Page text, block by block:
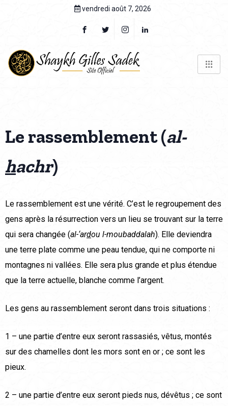
vendredi août 7, 2026
Le rassemblement (al-
hachr)
Le rassemblement est une vérité. C’est le regroupement des
gens après la résurrection vers un lieu se trouvant sur la terre
qui sera changée (al-‘ardou l-moubaddalah). Elle deviendra
une terre plate comme une peau tendue, qui ne comporte ni
montagnes ni vallées. Elle sera plus grande et plus étendue
que la terre actuelle, blanche comme l’argent.
Les gens au rassemblement seront dans trois situations :
1 – une partie d’entre eux seront rassasiés, vêtus, montés
sur des chamelles dont les mors sont en or ; ce sont les
pieux.
2 – une partie d’entre eux seront pieds nus, dévêtus ; ce sont